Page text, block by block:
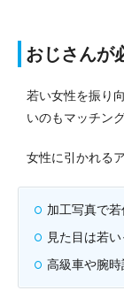
おじさんが
若い女性を振り
いのもマッチン
女性に引かれる
加工写真で若
見た目は若
高級車や腕